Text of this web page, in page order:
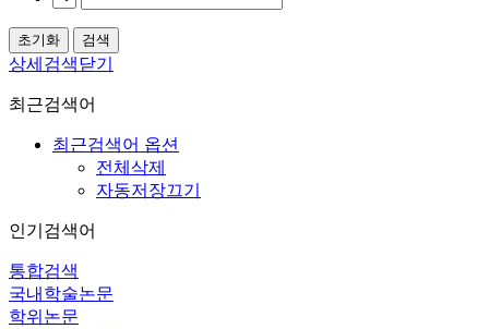
상세검색닫기
최근검색어
최근검색어 옵션
전체삭제
자동저장끄기
인기검색어
통합검색
국내학술논문
학위논문